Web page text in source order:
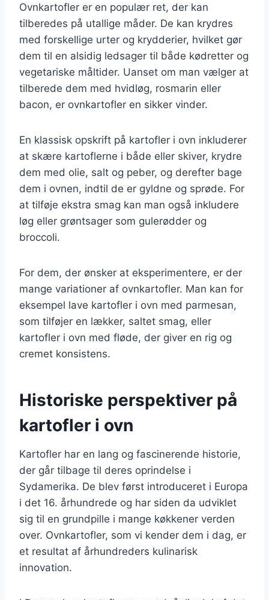
Ovnkartofler er en populær ret, der kan
tilberedes på utallige måder. De kan krydres
med forskellige urter og krydderier, hvilket gør
dem til en alsidig ledsager til både kødretter og
vegetariske måltider. Uanset om man vælger at
tilberede dem med hvidløg, rosmarin eller
bacon, er ovnkartofler en sikker vinder.
En klassisk opskrift på kartofler i ovn inkluderer
at skære kartoflerne i både eller skiver, krydre
dem med olie, salt og peber, og derefter bage
dem i ovnen, indtil de er gyldne og sprøde. For
at tilføje ekstra smag kan man også inkludere
løg eller grøntsager som gulerødder og
broccoli.
For dem, der ønsker at eksperimentere, er der
mange variationer af ovnkartofler. Man kan for
eksempel lave kartofler i ovn med parmesan,
som tilføjer en lækker, saltet smag, eller
kartofler i ovn med fløde, der giver en rig og
cremet konsistens.
Historiske perspektiver på
kartofler i ovn
Kartofler har en lang og fascinerende historie,
der går tilbage til deres oprindelse i
Sydamerika. De blev først introduceret i Europa
i det 16. århundrede og har siden da udviklet
sig til en grundpille i mange køkkener verden
over. Ovnkartofler, som vi kender dem i dag, er
et resultat af århundreders kulinarisk
innovation.